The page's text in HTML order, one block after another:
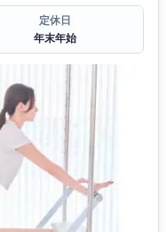
定休日
年末年始